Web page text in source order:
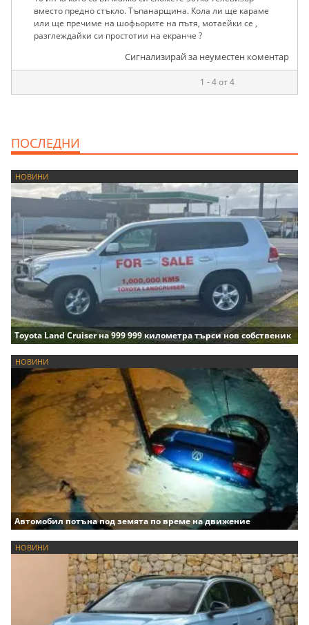
вместо предно стъкло. Тъпанарщина. Кола ли ще караме
или ще пречиме на шофьорите на пътя, мотаейки се ,
разглеждайки си простотии на екранче ?
Сигнализирай за неуместен коментар
1 - 4 от 4
ПОСЛЕДНИ
НОВИНИ
Toyota Land Cruiser на 999 999 километра търси нов собственик
НОВИНИ
Автомобил потъна под земята по време на движение
НОВИНИ